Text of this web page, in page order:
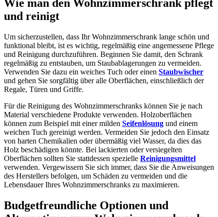
Wie man den Wohnzimmerschrank pflegt
und reinigt
Um sicherzustellen, dass Ihr Wohnzimmerschrank lange schön und
funktional bleibt, ist es wichtig, regelmäßig eine angemessene Pflege
und Reinigung durchzuführen. Beginnen Sie damit, den Schrank
regelmäßig zu entstauben, um Staubablagerungen zu vermeiden.
Verwenden Sie dazu ein weiches Tuch oder einen Staubwischer
und gehen Sie sorgfältig über alle Oberflächen, einschließlich der
Regale, Türen und Griffe.
Für die Reinigung des Wohnzimmerschranks können Sie je nach
Material verschiedene Produkte verwenden. Holzoberflächen
können zum Beispiel mit einer milden Seifenlösung und einem
weichen Tuch gereinigt werden. Vermeiden Sie jedoch den Einsatz
von harten Chemikalien oder übermäßig viel Wasser, da dies das
Holz beschädigen könnte. Bei lackierten oder versiegelten
Oberflächen sollten Sie stattdessen spezielle Reinigungsmittel
verwenden. Vergewissern Sie sich immer, dass Sie die Anweisungen
des Herstellers befolgen, um Schäden zu vermeiden und die
Lebensdauer Ihres Wohnzimmerschranks zu maximieren.
Budgetfreundliche Optionen und